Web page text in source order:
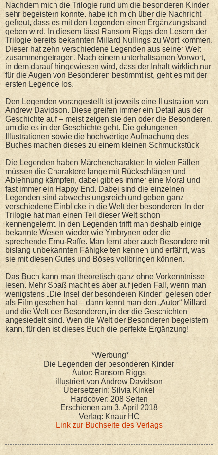
Nachdem mich die Trilogie rund um die besonderen Kinder
sehr begeistern konnte, habe ich mich über die Nachricht
gefreut, dass es mit den Legenden einen Ergänzungsband
geben wird. In diesem lässt Ransom Riggs den Lesern der
Trilogie bereits bekannten Millard Nullings zu Wort kommen.
Dieser hat zehn verschiedene Legenden aus seiner Welt
zusammengetragen. Nach einem unterhaltsamen Vorwort,
in dem darauf hingewiesen wird, dass der Inhalt wirklich nur
für die Augen von Besonderen bestimmt ist, geht es mit der
ersten Legende los.
Den Legenden vorangestellt ist jeweils eine Illustration von
Andrew Davidson. Diese greifen immer ein Detail aus der
Geschichte auf – meist zeigen sie den oder die Besonderen,
um die es in der Geschichte geht. Die gelungenen
Illustrationen sowie die hochwertige Aufmachung des
Buches machen dieses zu einem kleinen Schmuckstück.
Die Legenden haben Märchencharakter: In vielen Fällen
müssen die Charaktere lange mit Rückschlägen und
Ablehnung kämpfen, dabei gibt es immer eine Moral und
fast immer ein Happy End. Dabei sind die einzelnen
Legenden sind abwechslungsreich und geben ganz
verschiedene Einblicke in die Welt der besonderen. In der
Trilogie hat man einen Teil dieser Welt schon
kennengelernt. In den Legenden trifft man deshalb einige
bekannte Wesen wieder wie Ymbrynen oder die
sprechende Emu-Raffe. Man lernt aber auch Besondere mit
bislang unbekannten Fähigkeiten kennen und erfährt, was
sie mit diesen Gutes und Böses vollbringen können.
Das Buch kann man theoretisch ganz ohne Vorkenntnisse
lesen. Mehr Spaß macht es aber auf jeden Fall, wenn man
wenigstens „Die Insel der besonderen Kinder“ gelesen oder
als Film gesehen hat – dann kennt man den „Autor“ Millard
und die Welt der Besonderen, in der die Geschichten
angesiedelt sind. Wen die Welt der Besonderen begeistern
kann, für den ist dieses Buch die perfekte Ergänzung!
*Werbung*
Die Legenden der besonderen Kinder
Autor: Ransom Riggs
illustriert von Andrew Davidson
Übersetzerin: Silvia Kinkel
Hardcover: 208 Seiten
Erschienen am 3. April 2018
Verlag: Knaur HC
Link zur Buchseite des Verlags